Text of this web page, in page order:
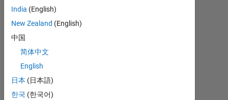
No
India (English)
New Zealand (English)
中国
简体中文
English
日本 (日本語)
한국 (한국어)